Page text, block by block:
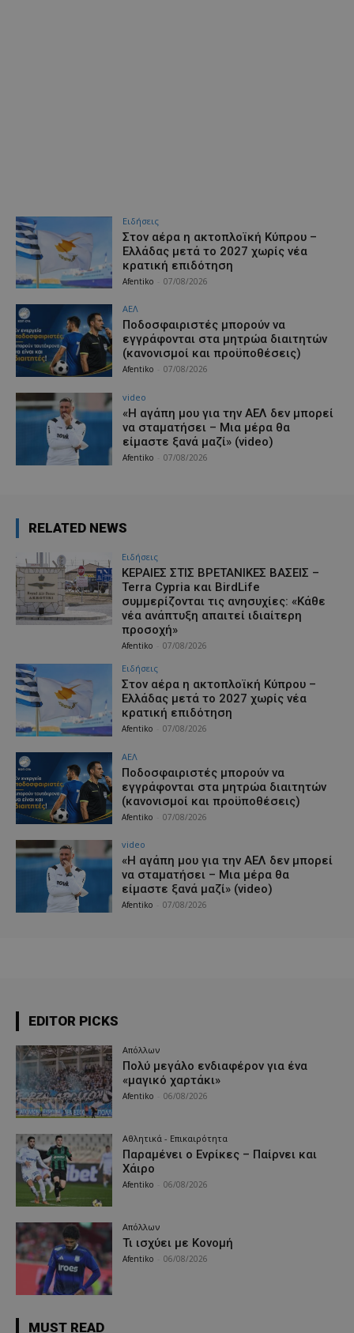
Ειδήσεις
Στον αέρα η ακτοπλοϊκή Κύπρου –
Ελλάδας μετά το 2027 χωρίς νέα
κρατική επιδότηση
Afentiko 07/08/2026
ΑΕΛ
Ποδοσφαιριστές μπορούν να
εγγράφονται στα μητρώα διαιτητών
(κανονισμοί και προϋποθέσεις)
Afentiko 07/08/2026
video
«Η αγάπη μου για την ΑΕΛ δεν μπορεί
να σταματήσει – Μια μέρα θα
είμαστε ξανά μαζί» (video)
Afentiko 07/08/2026
RELATED NEWS
Ειδήσεις
ΚΕΡΑΙΕΣ ΣΤΙΣ ΒΡΕΤΑΝΙΚΕΣ ΒΑΣΕΙΣ –
Terra Cypria και BirdLife
συμμερίζονται τις ανησυχίες: «Κάθε
νέα ανάπτυξη απαιτεί ιδιαίτερη
προσοχή»
Afentiko 07/08/2026
Ειδήσεις
Στον αέρα η ακτοπλοϊκή Κύπρου –
Ελλάδας μετά το 2027 χωρίς νέα
κρατική επιδότηση
Afentiko 07/08/2026
ΑΕΛ
Ποδοσφαιριστές μπορούν να
εγγράφονται στα μητρώα διαιτητών
(κανονισμοί και προϋποθέσεις)
Afentiko 07/08/2026
video
«Η αγάπη μου για την ΑΕΛ δεν μπορεί
να σταματήσει – Μια μέρα θα
είμαστε ξανά μαζί» (video)
Afentiko 07/08/2026
EDITOR PICKS
Απόλλων
Πολύ μεγάλο ενδιαφέρον για ένα
«μαγικό χαρτάκι»
Afentiko 06/08/2026
Αθλητικά - Επικαιρότητα
Παραμένει ο Ενρίκες – Παίρνει και
Χάιρο
Afentiko 06/08/2026
Απόλλων
Τι ισχύει με Κονομή
Afentiko 06/08/2026
MUST READ